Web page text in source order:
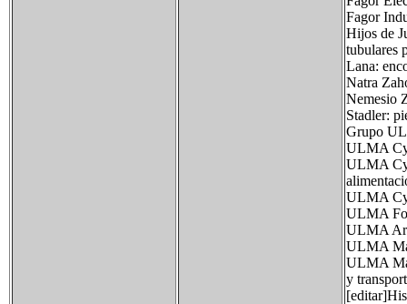
Fagor
Hijos de
tubulares
Lana:
Natra
Nemesio
Stadler:
Grupo
ULMA
ULMA
ULMA
ULMA
ULMA
ULMA
ULMA
y